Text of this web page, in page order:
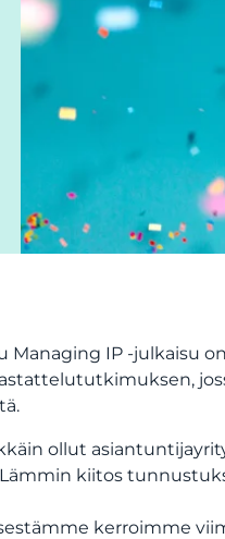
Managing IP -
ollut
kiitos
kerroimme